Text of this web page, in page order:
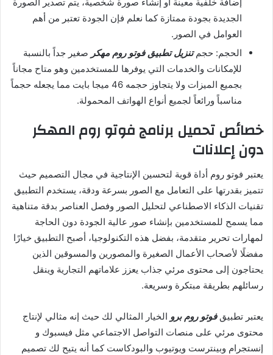
الجديدة بجودة ممتازة كما نعلم فإن الجودة تعتبر من أهم
العوامل في الصور.
الحجم: حجمتنزيل تطبيق فوتو روم مهكر صغير جداً بالنسبة
للإمكانات والخدمات التي يوفرها للمستخدمين وهو متاح مجاناً
بجميع الميزات ولا يتجاوز حجمه 46 ميجا بايت مما يجعله حجماً
مناسباً ورائعاً لجميع أنواع الهواتف المحمولة.
خصائص تحميل برنامج فوتو روم المهكر
دون إعلانات
يعتبر فوتو روم أداة قوية لتحسين الإنتاجية في مجال التصميم حيث
تتميز بقدرتها على التعامل مع الصور بسرعة ودقة، يستخدم التطبيق
تقنيات الذكاء الاصطناعي لتحليل الصور وفصل العناصر بدقة متناهية
مما يسمح للمستخدمين بإنشاء صور عالية الجودة دون الحاجة
لمهارات تحرير متقدمة، بفضل هذه التكنولوجيا، أصبح التطبيق خيارًا
مفضلًا لأصحاب الأعمال الصغيرة والمصورين والمسوقين الذين
يحتاجون إلى محتوى مرئي جذاب يعزز علاماتهم التجارية وينقل
رسائلهم بطريقة مبتكرة وسريعة.
يعتبر تطبيقفوتو روم برو الخيار المثالي لك حيث إنه مثالي لإنتاج
محتوى مرئي على منصات التواصل الاجتماعي مثل فيسبوك و
إنستجرام وبينترست ويوتيوب والبودكاست كما أنه يتيح لك تصميم